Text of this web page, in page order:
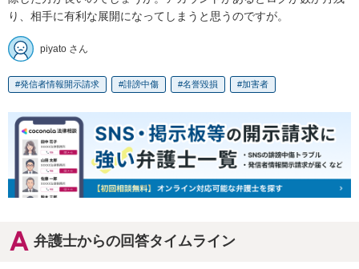
り、相手に有利な展開になってしまうと思うのですが。
piyato さん
発信者情報開示請求 誹謗中傷 名誉毀損 加害者
弁護士からの回答タイムライン